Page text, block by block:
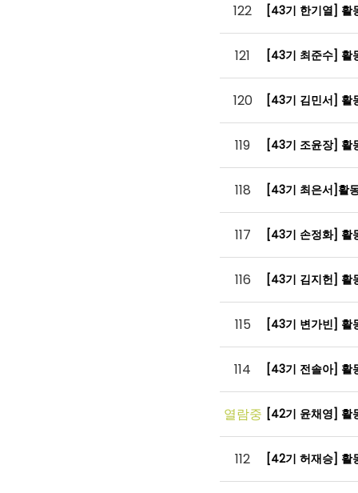
122 [43기 한기열] 활
121 [43기 최준수] 활
120 [43기 김민서] 활
119 [43기 조윤장] 활
118 [43기 최은서]활
117 [43기 손정화] 활
116 [43기 김지헌] 활
115 [43기 변가빈] 활
114 [43기 전솔아] 활
열람중 [42기 윤채영] 활
112 [42기 허재승] 활